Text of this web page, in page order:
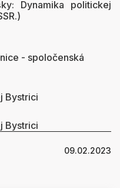
Dynamika politickej
- spoločenská
Bystrici
Bystrici
09.02.2023